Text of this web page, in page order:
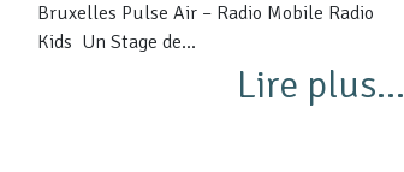
Bruxelles Pulse Air – Radio Mobile Radio
Kids Un Stage de...
Lire plus...